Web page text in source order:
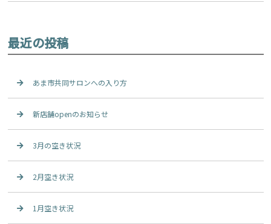
最近の投稿
あま市共同サロンへの入り方
新店舗openのお知らせ
3月の空き状況
2月空き状況
1月空き状況